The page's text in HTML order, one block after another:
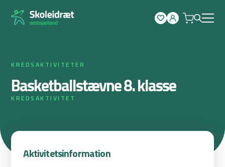
KREDSAKTIVITETER
Basketballstævne 8. klasse
KREDSAKTIVITET
Aktivitetsinformation